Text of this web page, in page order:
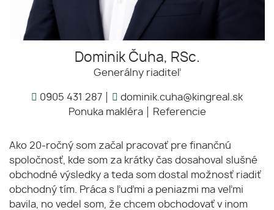
Dominik Čuha, RSc.
Generálny riaditeľ
0905 431 287
dominik.cuha@kingreal.sk
Ponuka makléra
Referencie
Ako 20-ročný som začal pracovať pre finančnú
spoločnosť, kde som za krátky čas dosahoval slušné
obchodné výsledky a teda som dostal možnosť riadiť
obchodný tím. Práca s ľuďmi a peniazmi ma veľmi
bavila, no vedel som, že chcem obchodovať v inom